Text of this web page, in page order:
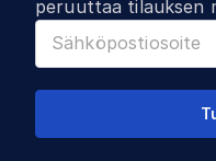
peruuttaa tilauksen